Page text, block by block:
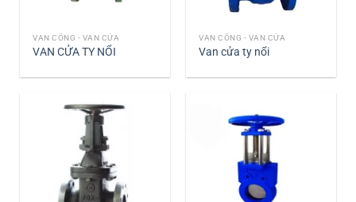
VAN CỔNG - VAN CỬA
VAN CỬA TY NỔI
VAN CỔNG - VAN CỬA
Van cửa ty nổi